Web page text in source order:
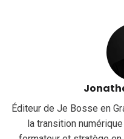
Éditeur de Je Bosse en
la transition